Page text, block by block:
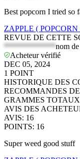
Best popcorn I tried so
ZAPPLE (
REVUE DE CETTE
*************nom
Acheteur vérifié
DEC 05, 2024
1 POINT
HISTORIQUE DES
RECOMMANDES
GRAMMES
AVIS DES
AVIS: 16
POINTS: 16
Super weed good stuff